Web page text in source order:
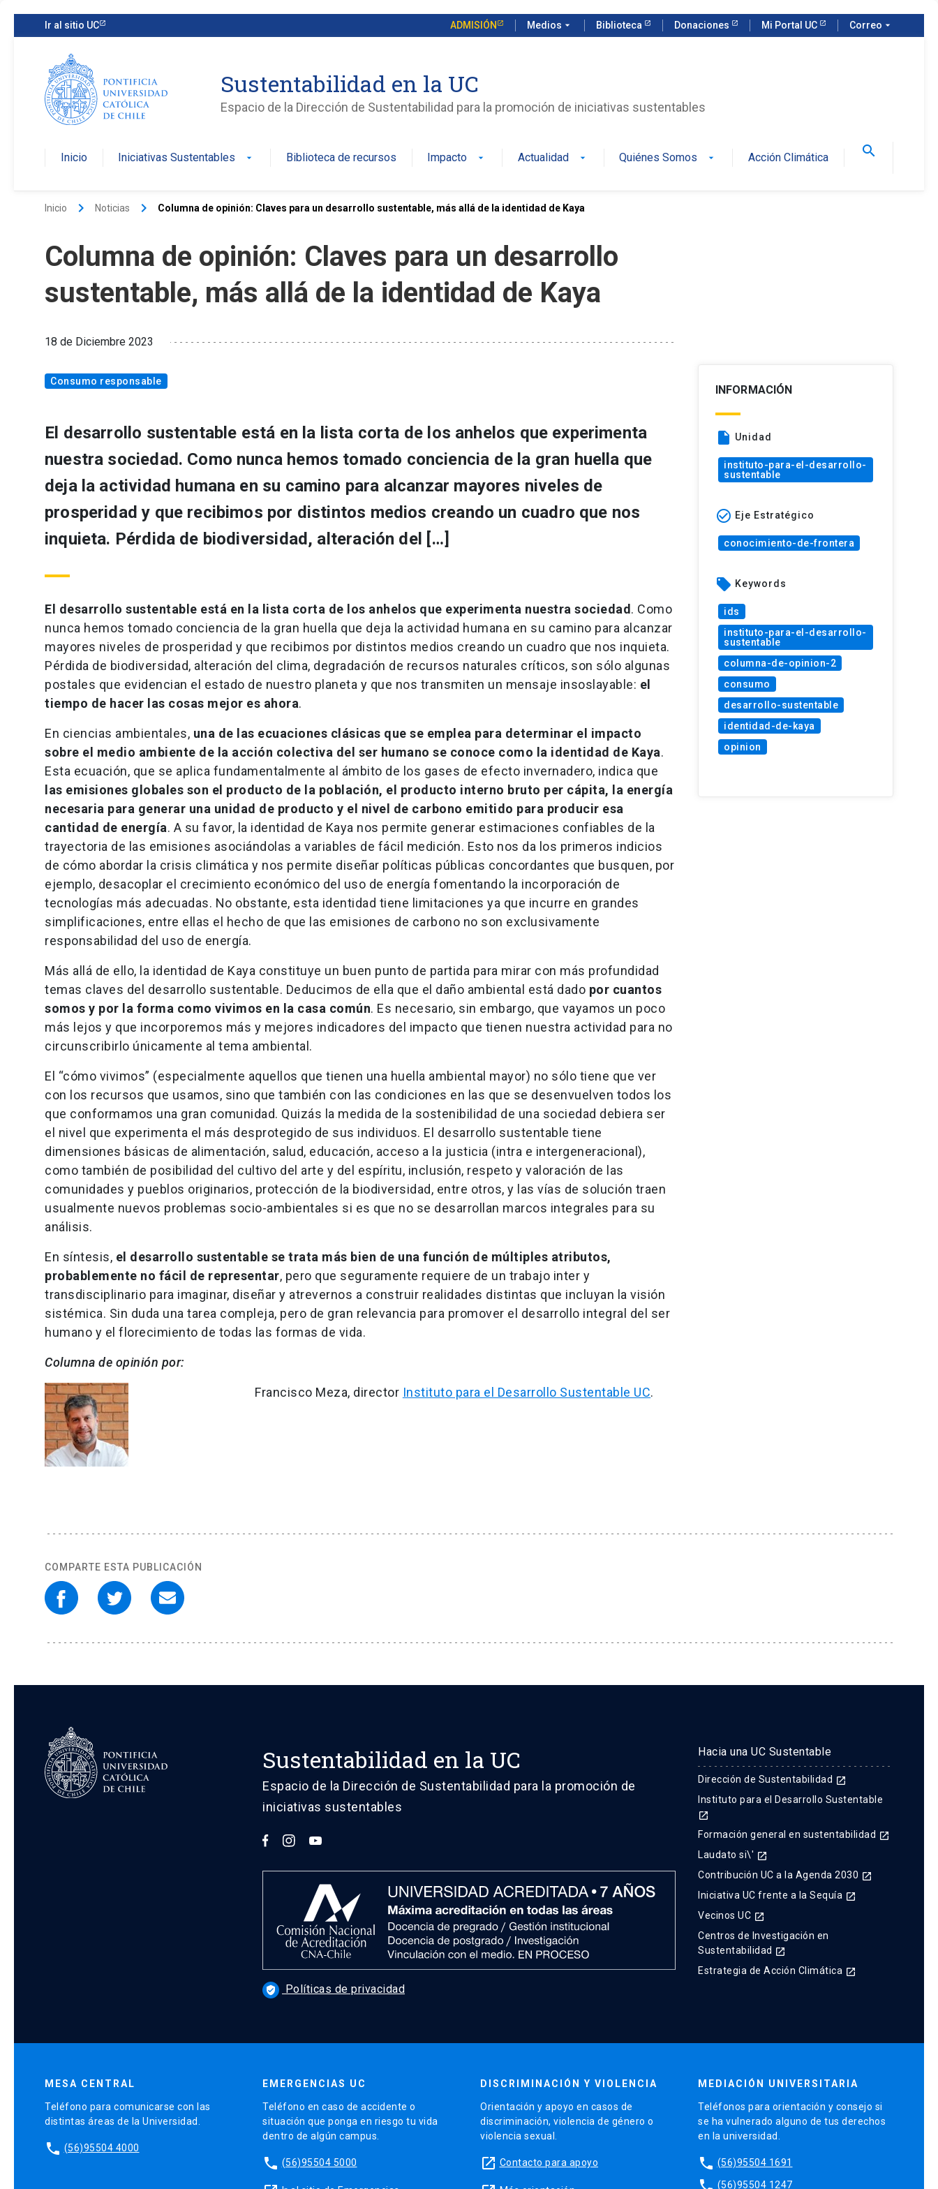
Ir al sitio UC ADMISIÓN Medios arrow_drop_down Biblioteca Donaciones Mi Portal UC Correo arrow_drop_down
Sustentabilidad en la UC
Espacio de la Dirección de Sustentabilidad para la promoción de iniciativas sustentables
Inicio Iniciativas Sustentables arrow_drop_down Biblioteca de recursos Impacto arrow_drop_down Actualidad arrow_drop_down Quiénes Somos arrow_drop_down Acción Climática search
Inicio keyboard_arrow_right Noticias keyboard_arrow_right Columna de opinión: Claves para un desarrollo sustentable, más allá de la identidad de Kaya
Columna de opinión: Claves para un desarrollo
sustentable, más allá de la identidad de Kaya
18 de Diciembre 2023
Consumo responsable
El desarrollo sustentable está en la lista corta de los anhelos que experimenta
nuestra sociedad. Como nunca hemos tomado conciencia de la gran huella que
deja la actividad humana en su camino para alcanzar mayores niveles de
prosperidad y que recibimos por distintos medios creando un cuadro que nos
inquieta. Pérdida de biodiversidad, alteración del […]
El desarrollo sustentable está en la lista corta de los anhelos que experimenta nuestra sociedad. Como
nunca hemos tomado conciencia de la gran huella que deja la actividad humana en su camino para alcanzar
mayores niveles de prosperidad y que recibimos por distintos medios creando un cuadro que nos inquieta.
Pérdida de biodiversidad, alteración del clima, degradación de recursos naturales críticos, son sólo algunas
postales que evidencian el estado de nuestro planeta y que nos transmiten un mensaje insoslayable: el
tiempo de hacer las cosas mejor es ahora.
En ciencias ambientales, una de las ecuaciones clásicas que se emplea para determinar el impacto
sobre el medio ambiente de la acción colectiva del ser humano se conoce como la identidad de Kaya.
Esta ecuación, que se aplica fundamentalmente al ámbito de los gases de efecto invernadero, indica que
las emisiones globales son el producto de la población, el producto interno bruto per cápita, la energía
necesaria para generar una unidad de producto y el nivel de carbono emitido para producir esa
cantidad de energía. A su favor, la identidad de Kaya nos permite generar estimaciones confiables de la
trayectoria de las emisiones asociándolas a variables de fácil medición. Esto nos da los primeros indicios
de cómo abordar la crisis climática y nos permite diseñar políticas públicas concordantes que busquen, por
ejemplo, desacoplar el crecimiento económico del uso de energía fomentando la incorporación de
tecnologías más adecuadas. No obstante, esta identidad tiene limitaciones ya que incurre en grandes
simplificaciones, entre ellas el hecho de que las emisiones de carbono no son exclusivamente
responsabilidad del uso de energía.
Más allá de ello, la identidad de Kaya constituye un buen punto de partida para mirar con más profundidad
temas claves del desarrollo sustentable. Deducimos de ella que el daño ambiental está dado por cuantos
somos y por la forma como vivimos en la casa común. Es necesario, sin embargo, que vayamos un poco
más lejos y que incorporemos más y mejores indicadores del impacto que tienen nuestra actividad para no
circunscribirlo únicamente al tema ambiental.
El “cómo vivimos” (especialmente aquellos que tienen una huella ambiental mayor) no sólo tiene que ver
con los recursos que usamos, sino que también con las condiciones en las que se desenvuelven todos los
que conformamos una gran comunidad. Quizás la medida de la sostenibilidad de una sociedad debiera ser
el nivel que experimenta el más desprotegido de sus individuos. El desarrollo sustentable tiene
dimensiones básicas de alimentación, salud, educación, acceso a la justicia (intra e intergeneracional),
como también de posibilidad del cultivo del arte y del espíritu, inclusión, respeto y valoración de las
comunidades y pueblos originarios, protección de la biodiversidad, entre otros, y las vías de solución traen
usualmente nuevos problemas socio-ambientales si es que no se desarrollan marcos integrales para su
análisis.
En síntesis, el desarrollo sustentable se trata más bien de una función de múltiples atributos,
probablemente no fácil de representar, pero que seguramente requiere de un trabajo inter y
transdisciplinario para imaginar, diseñar y atrevernos a construir realidades distintas que incluyan la visión
sistémica. Sin duda una tarea compleja, pero de gran relevancia para promover el desarrollo integral del ser
humano y el florecimiento de todas las formas de vida.
Columna de opinión por:
Francisco Meza, director Instituto para el Desarrollo Sustentable UC.
INFORMACIÓN
insert_drive_file Unidad
instituto-para-el-desarrollo-
sustentable
check_circle_outline Eje Estratégico
conocimiento-de-frontera
local_offer Keywords
ids
instituto-para-el-desarrollo-
sustentable
columna-de-opinion-2
consumo
desarrollo-sustentable
identidad-de-kaya
opinion
COMPARTE ESTA PUBLICACIÓN
Sustentabilidad en la UC
Espacio de la Dirección de Sustentabilidad para la promoción de
iniciativas sustentables
verified_user Políticas de privacidad
Hacia una UC Sustentable
Dirección de Sustentabilidad launch
Instituto para el Desarrollo Sustentable
launch
Formación general en sustentabilidad launch
Laudato si\' launch
Contribución UC a la Agenda 2030 launch
Iniciativa UC frente a la Sequía launch
Vecinos UC launch
Centros de Investigación en
Sustentabilidad launch
Estrategia de Acción Climática launch
MESA CENTRAL
Teléfono para comunicarse con las
distintas áreas de la Universidad.
phone (56)95504 4000
EMERGENCIAS UC
Teléfono en caso de accidente o
situación que ponga en riesgo tu vida
dentro de algún campus.
phone (56)95504 5000
DISCRIMINACIÓN Y VIOLENCIA
Orientación y apoyo en casos de
discriminación, violencia de género o
violencia sexual.
launch Contacto para apoyo
MEDIACIÓN UNIVERSITARIA
Teléfonos para orientación y consejo si
se ha vulnerado alguno de tus derechos
en la universidad.
phone (56)95504 1691
phone (56)95504 1247